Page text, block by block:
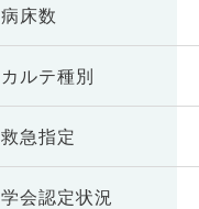
病床数
カルテ種別
救急指定
学会認定状況